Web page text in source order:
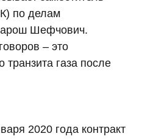
по делам
Шефчович.
– это
транзита газа после
2020 года контракт